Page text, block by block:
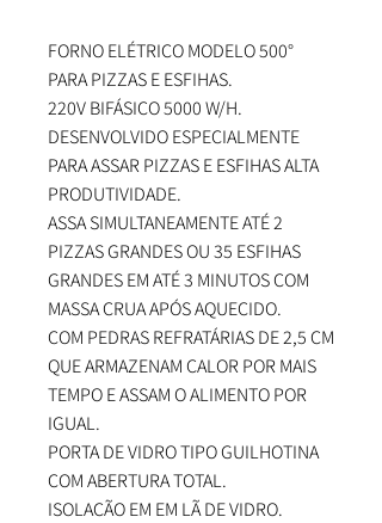
FORNO ELÉTRICO MODELO 500°
PARA PIZZAS E ESFIHAS.
220V BIFÁSICO 5000 W/H.
DESENVOLVIDO ESPECIALMENTE
PARA ASSAR PIZZAS E ESFIHAS ALTA
PRODUTIVIDADE.
ASSA SIMULTANEAMENTE ATÉ 2
PIZZAS GRANDES OU 35 ESFIHAS
GRANDES EM ATÉ 3 MINUTOS COM
MASSA CRUA APÓS AQUECIDO.
COM PEDRAS REFRATÁRIAS DE 2,5 CM
QUE ARMAZENAM CALOR POR MAIS
TEMPO E ASSAM O ALIMENTO POR
IGUAL.
PORTA DE VIDRO TIPO GUILHOTINA
COM ABERTURA TOTAL.
ISOLAÇÃO EM EM LÃ DE VIDRO.